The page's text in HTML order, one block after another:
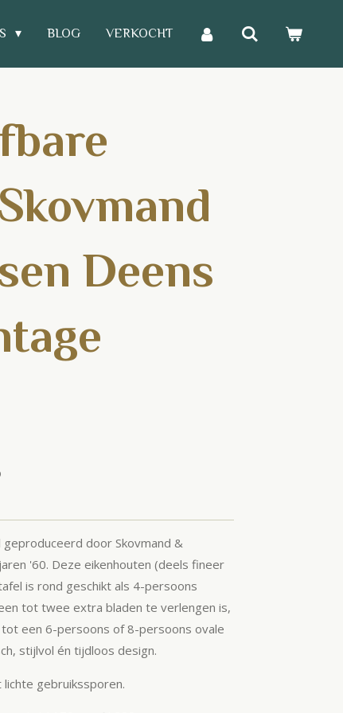
BLOG VERKOCHT
Deens
door Skovmand &
'60. Deze eikenhouten (deels fineer
is rond geschikt als 4-persoons
tot twee extra bladen te verlengen is,
een 6-persoons of 8-persoons ovale
stijlvol én tijdloos design.
gebruikssporen.